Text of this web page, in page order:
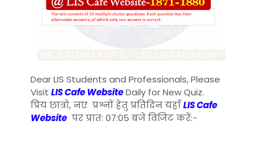
Dear LIS Students and Professionals, Please
Visit LIS Cafe WebsiteDaily for New Quiz.
प्रिय छात्रो, नए प्रश्नों हेतु प्रतिदिन यहाँLIS Cafe
Website पर प्रात: 07:05 बजे विजिट करें:-